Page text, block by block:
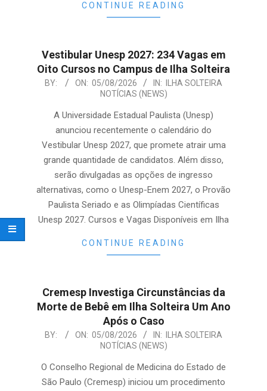
CONTINUE READING
Vestibular Unesp 2027: 234 Vagas em
Oito Cursos no Campus de Ilha Solteira
2026-
BY: ON: 05/08/2026 IN:
ILHA SOLTEIRA
NOTÍCIAS (NEWS)
A Universidade Estadual Paulista (Unesp)
anunciou recentemente o calendário do
Vestibular Unesp 2027, que promete atrair uma
grande quantidade de candidatos. Além disso,
serão divulgadas as opções de ingresso
alternativas, como o Unesp-Enem 2027, o Provão
Paulista Seriado e as Olimpíadas Científicas
Unesp 2027. Cursos e Vagas Disponíveis em Ilha
CONTINUE READING
Cremesp Investiga Circunstâncias da
Morte de Bebê em Ilha Solteira Um Ano
Após o Caso
2026-
05
BY: ON: 05/08/2026 IN:
ILHA SOLTEIRA
NOTÍCIAS (NEWS)
O Conselho Regional de Medicina do Estado de
São Paulo (Cremesp) iniciou um procedimento